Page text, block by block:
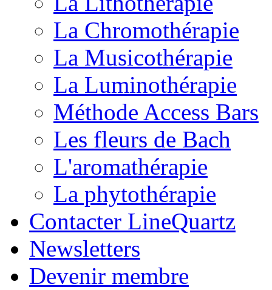
La Chromothérapie
La Musicothérapie
La Luminothérapie
Méthode Access Bars
Les fleurs de Bach
L'aromathérapie
La phytothérapie
Contacter LineQuartz
Newsletters
Devenir membre